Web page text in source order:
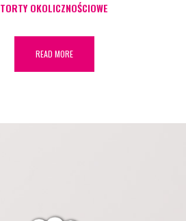
TORTY OKOLICZNOŚCIOWE
READ MORE